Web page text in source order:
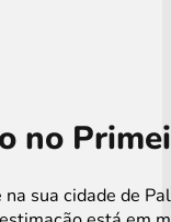
no
sua cidade de